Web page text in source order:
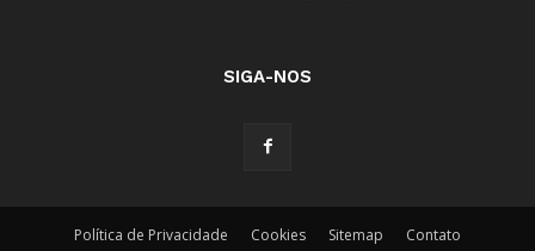
SIGA-NOS
Política de Privacidade Cookies Sitemap Contato